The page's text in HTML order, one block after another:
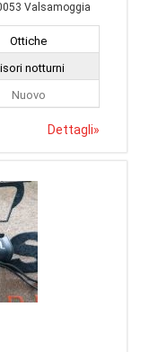
Valsamoggia
Ottiche
notturni
Nuovo
Dettagli»